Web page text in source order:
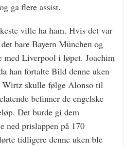
ga flere assist.
ville ha ham. Hvis det var
bare Bayern München og
med Liverpool i løpet. Joachim
han fortalte Bild denne uken
Wirtz skulle følge Alonso til
befinner de engelske
Det burde gi dem
ned prislappen på 170
tidligere denne uken ble